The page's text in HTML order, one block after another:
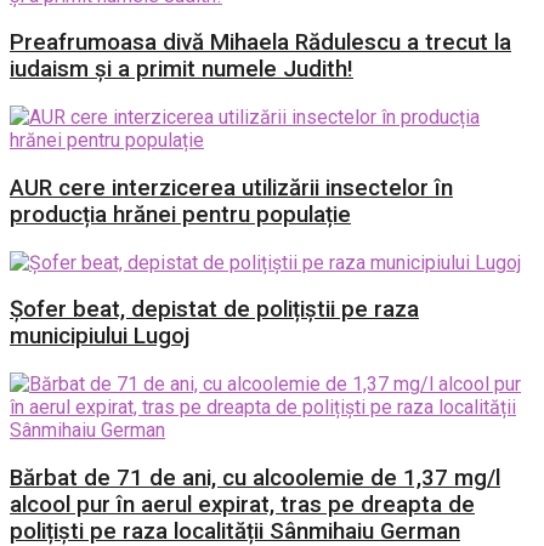
Preafrumoasa divă Mihaela Rădulescu a trecut la
iudaism și a primit numele Judith!
AUR cere interzicerea utilizării insectelor în
producția hrănei pentru populație
Șofer beat, depistat de polițiștii pe raza
municipiului Lugoj
Bărbat de 71 de ani, cu alcoolemie de 1,37 mg/l
alcool pur în aerul expirat, tras pe dreapta de
polițiști pe raza localității Sânmihaiu German